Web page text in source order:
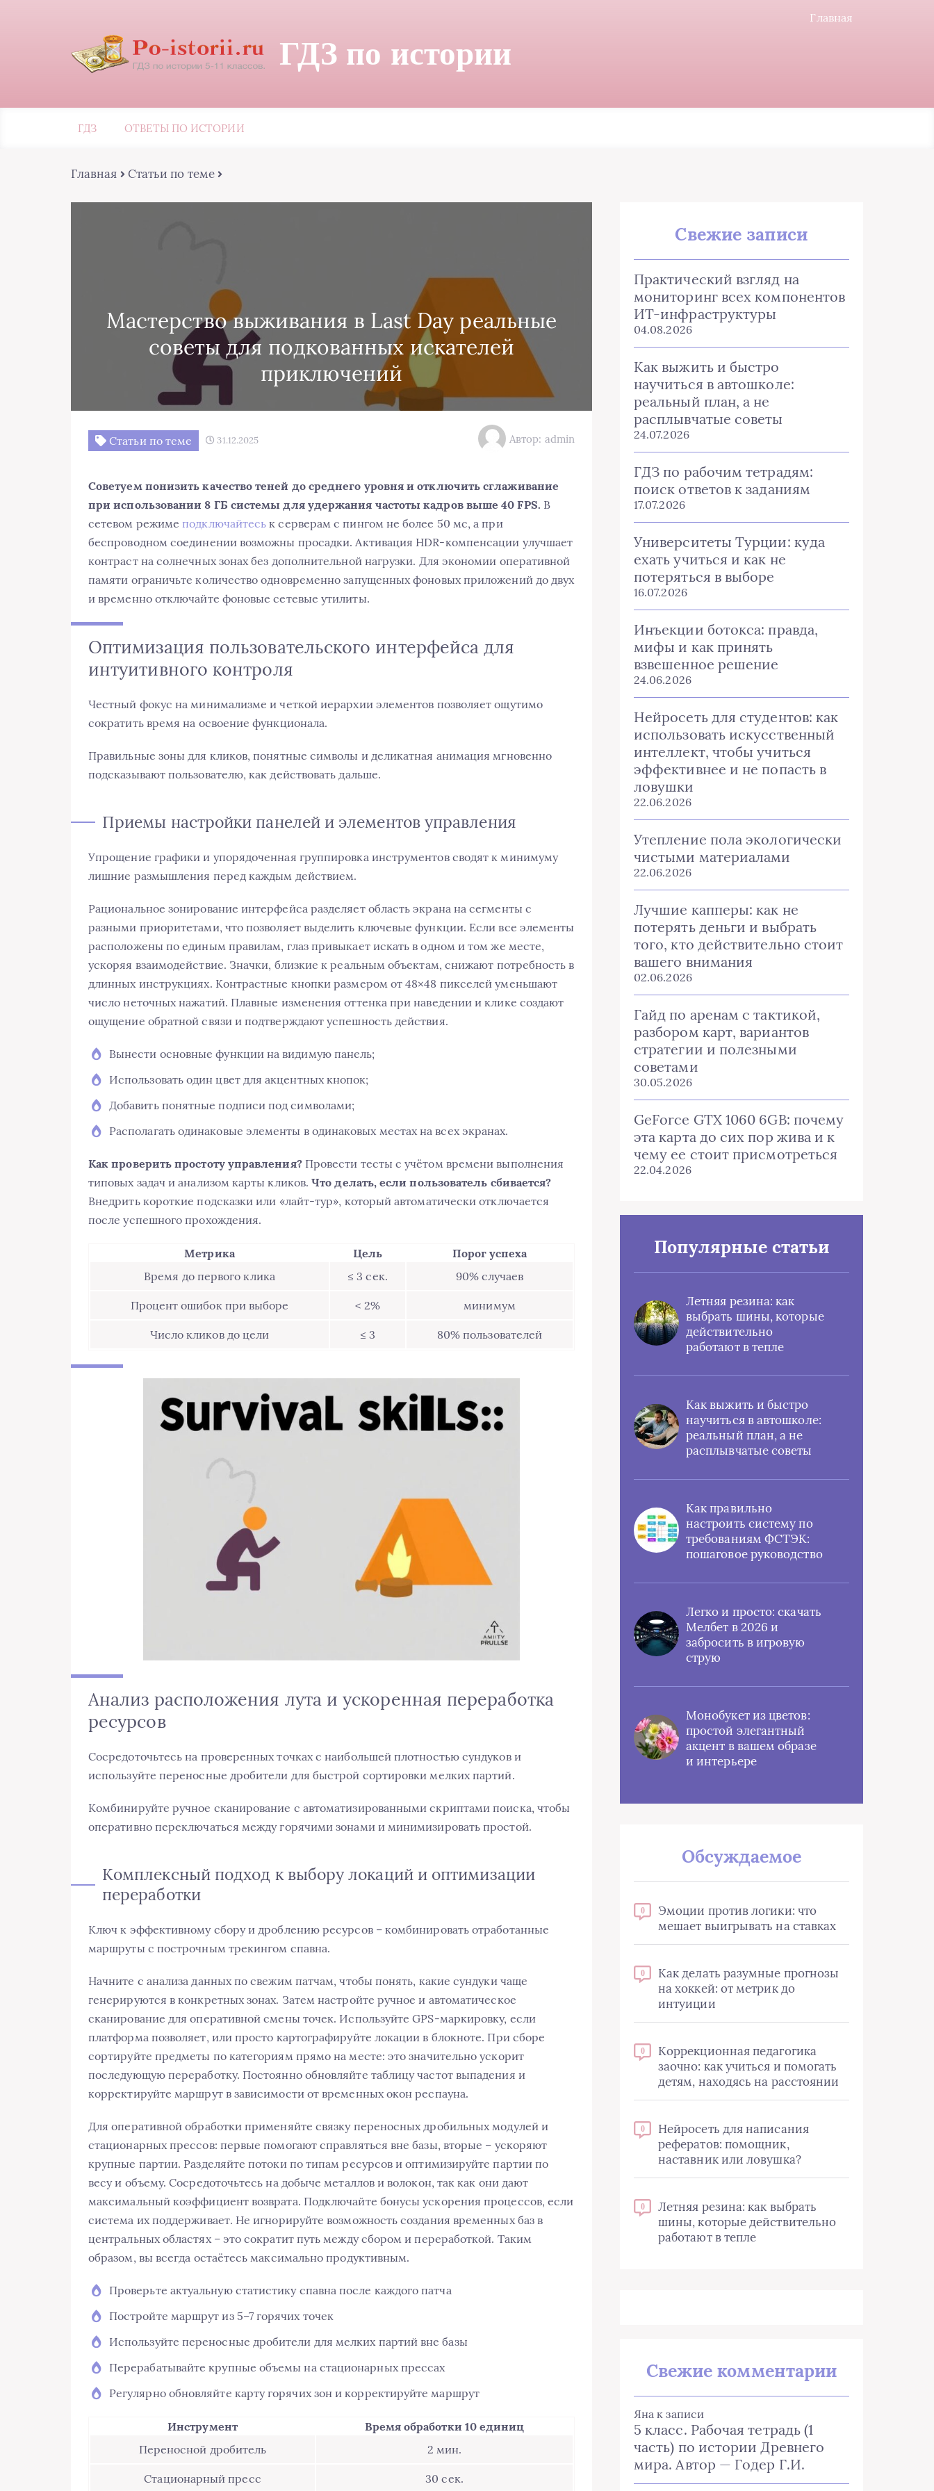
Главная
ГДЗ по истории
ГДЗ ОТВЕТЫ ПО ИСТОРИИ
Главная Статьи по теме
Мастерство выживания в Last Day реальные
советы для подкованных искателей
приключений
Статьи по теме 31.12.2025 Автор: admin
Советуем понизить качество теней до среднего уровня и отключить сглаживание
при использовании 8 ГБ системы для удержания частоты кадров выше 40 FPS. В
сетевом режиме подключайтесь к серверам с пингом не более 50 мс, а при
беспроводном соединении возможны просадки. Активация HDR-компенсации улучшает
контраст на солнечных зонах без дополнительной нагрузки. Для экономии оперативной
памяти ограничьте количество одновременно запущенных фоновых приложений до двух
и временно отключайте фоновые сетевые утилиты.
Оптимизация пользовательского интерфейса для
интуитивного контроля
Честный фокус на минимализме и четкой иерархии элементов позволяет ощутимо
сократить время на освоение функционала.
Правильные зоны для кликов, понятные символы и деликатная анимация мгновенно
подсказывают пользователю, как действовать дальше.
Приемы настройки панелей и элементов управления
Упрощение графики и упорядоченная группировка инструментов сводят к минимуму
лишние размышления перед каждым действием.
Рациональное зонирование интерфейса разделяет область экрана на сегменты с
разными приоритетами, что позволяет выделить ключевые функции. Если все элементы
расположены по единым правилам, глаз привыкает искать в одном и том же месте,
ускоряя взаимодействие. Значки, близкие к реальным объектам, снижают потребность в
длинных инструкциях. Контрастные кнопки размером от 48×48 пикселей уменьшают
число неточных нажатий. Плавные изменения оттенка при наведении и клике создают
ощущение обратной связи и подтверждают успешность действия.
Вынести основные функции на видимую панель;
Использовать один цвет для акцентных кнопок;
Добавить понятные подписи под символами;
Располагать одинаковые элементы в одинаковых местах на всех экранах.
Как проверить простоту управления?Провести тесты с учётом времени выполнения
типовых задач и анализом карты кликов.Что делать, если пользователь сбивается?
Внедрить короткие подсказки или «лайт-тур», который автоматически отключается
после успешного прохождения.
Метрика Цель
Порог успеха
Время до первого клика
≤ 3 сек. 90% случаев
Процент ошибок при выборе < 2% минимум
Число кликов до цели ≤ 3 80% пользователей
Анализ расположения лута и ускоренная переработка
ресурсов
Сосредоточьтесь на проверенных точках с наибольшей плотностью сундуков и
используйте переносные дробители для быстрой сортировки мелких партий.
Комбинируйте ручное сканирование с автоматизированными скриптами поиска, чтобы
оперативно переключаться между горячими зонами и минимизировать простой.
Комплексный подход к выбору локаций и оптимизации
переработки
Ключ к эффективному сбору и дроблению ресурсов – комбинировать отработанные
маршруты с построчным трекингом спавна.
Начните с анализа данных по свежим патчам, чтобы понять, какие сундуки чаще
генерируются в конкретных зонах. Затем настройте ручное и автоматическое
сканирование для оперативной смены точек. Используйте GPS-маркировку, если
платформа позволяет, или просто картографируйте локации в блокноте. При сборе
сортируйте предметы по категориям прямо на месте: это значительно ускорит
последующую переработку. Постоянно обновляйте таблицу частот выпадения и
корректируйте маршрут в зависимости от временных окон респауна.
Для оперативной обработки применяйте связку переносных дробильных модулей и
стационарных прессов: первые помогают справляться вне базы, вторые – ускоряют
крупные партии. Разделяйте потоки по типам ресурсов и оптимизируйте партии по
весу и объему. Сосредоточьтесь на добыче металлов и волокон, так как они дают
максимальный коэффициент возврата. Подключайте бонусы ускорения процессов, если
система их поддерживает. Не игнорируйте возможность создания временных баз в
центральных областях – это сократит путь между сбором и переработкой. Таким
образом, вы всегда остаётесь максимально продуктивным.
Проверьте актуальную статистику спавна после каждого патча
Постройте маршрут из 5–7 горячих точек
Используйте переносные дробители для мелких партий вне базы
Перерабатывайте крупные объемы на стационарных прессах
Регулярно обновляйте карту горячих зон и корректируйте маршрут
Инструмент
Время обработки 10 единиц
Переносной дробитель
2 мин.
Стационарный пресс 30 сек.
Свежие записи
Практический взгляд на
мониторинг всех компонентов
ИТ-инфраструктуры
04.08.2026
Как выжить и быстро
научиться в автошколе:
реальный план, а не
расплывчатые советы
24.07.2026
ГДЗ по рабочим тетрадям:
поиск ответов к заданиям
17.07.2026
Университеты Турции: куда
ехать учиться и как не
потеряться в выборе
16.07.2026
Инъекции ботокса: правда,
мифы и как принять
взвешенное решение
24.06.2026
Нейросеть для студентов: как
использовать искусственный
интеллект, чтобы учиться
эффективнее и не попасть в
ловушки
22.06.2026
Утепление пола экологически
чистыми материалами
22.06.2026
Лучшие капперы: как не
потерять деньги и выбрать
того, кто действительно стоит
вашего внимания
02.06.2026
Гайд по аренам с тактикой,
разбором карт, вариантов
стратегии и полезными
советами
30.05.2026
GeForce GTX 1060 6GB: почему
эта карта до сих пор жива и к
чему ее стоит присмотреться
22.04.2026
Популярные статьи
Летняя резина: как
выбрать шины, которые
действительно
работают в тепле
Как выжить и быстро
научиться в автошколе:
реальный план, а не
расплывчатые советы
Как правильно
настроить систему по
требованиям ФСТЭК:
пошаговое руководство
Легко и просто: скачать
Мелбет в 2026 и
забросить в игровую
струю
Монобукет из цветов:
простой элегантный
акцент в вашем образе
и интерьере
Обсуждаемое
0
Эмоции против логики: что
мешает выигрывать на ставках
0
Как делать разумные прогнозы
на хоккей: от метрик до
интуиции
0
Коррекционная педагогика
заочно: как учиться и помогать
детям, находясь на расстоянии
0
Нейросеть для написания
рефератов: помощник,
наставник или ловушка?
0
Летняя резина: как выбрать
шины, которые действительно
работают в тепле
Свежие комментарии
Яна к записи
5 класс. Рабочая тетрадь (1
часть) по истории Древнего
мира. Автор — Годер Г.И.